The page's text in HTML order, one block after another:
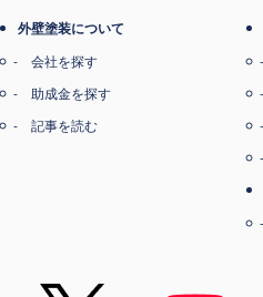
外壁塗装について
会社を探す
助成金を探す
記事を読む